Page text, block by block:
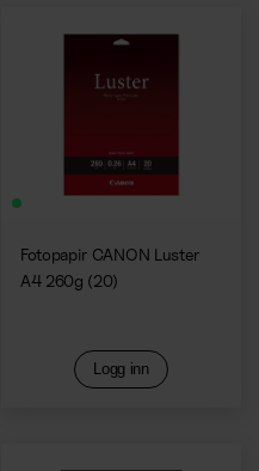
Fotopapir CANON Luster
A4 260g (20)
Logg inn